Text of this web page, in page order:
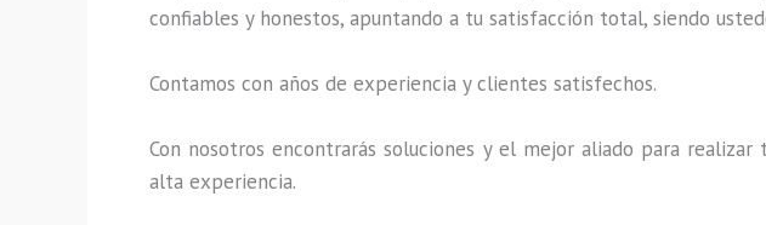
confiables y honestos, apuntando a tu satisfacción total, siendo
Contamos con años de experiencia y clientes satisfechos.
Con nosotros encontrarás soluciones y el mejor aliado para realizar
alta experiencia.